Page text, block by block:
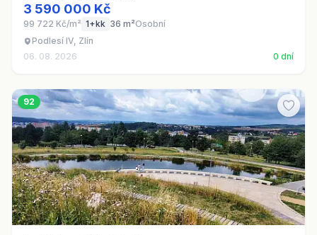
3 590 000 Kč
99 722 Kč/m² 1+kk 36 m²Osobní
Podlesí IV, Zlín
06. 08. 2026
0 dní
92